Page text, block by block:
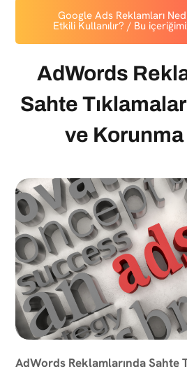
Google Ads Reklamları
Etkili Kullanılır? / Bu
AdWords
Sahte
ve Korunma
AdWords Reklamlarında Sahte